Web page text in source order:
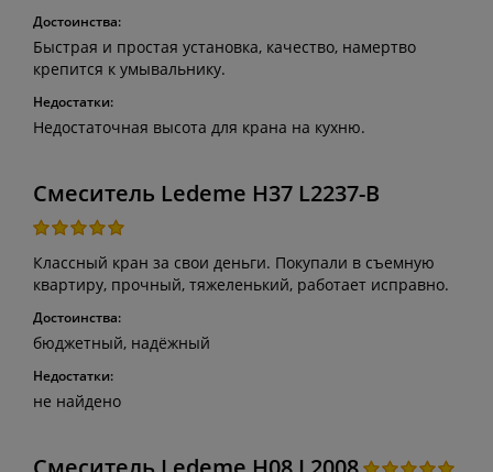
Достоинства:
Быстрая и простая установка, качество, намертво
крепится к умывальнику.
Недостатки:
Недостаточная высота для крана на кухню.
Смеситель Ledeme H37 L2237-B
Классный кран за свои деньги. Покупали в съемную
квартиру, прочный, тяжеленький, работает исправно.
Достоинства:
бюджетный, надёжный
Недостатки:
не найдено